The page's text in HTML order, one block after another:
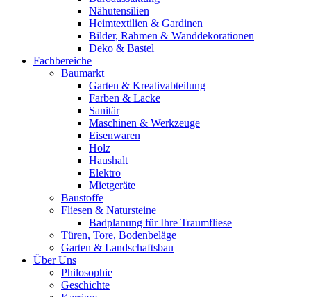
Nähutensilien
Heimtextilien & Gardinen
Bilder, Rahmen & Wanddekorationen
Deko & Bastel
Fachbereiche
Baumarkt
Garten & Kreativabteilung
Farben & Lacke
Sanitär
Maschinen & Werkzeuge
Eisenwaren
Holz
Haushalt
Elektro
Mietgeräte
Baustoffe
Fliesen & Natursteine
Badplanung für Ihre Traumfliese
Türen, Tore, Bodenbeläge
Garten & Landschaftsbau
Über Uns
Philosophie
Geschichte